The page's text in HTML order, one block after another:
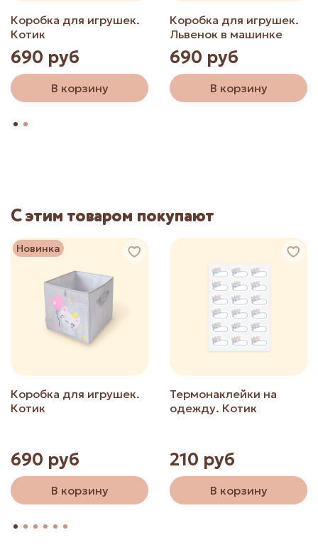
Коробка для игрушек.
Котик
690 руб
В корзину
Коробка для игрушек.
Львенок в машинке
690 руб
В корзину
С этим товаром покупают
Новинка
Коробка для игрушек.
Котик
690 руб
В корзину
Термонаклейки на
одежду. Котик
210 руб
В корзину